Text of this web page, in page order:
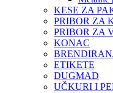
KESE ZA
PRIBOR ZA
PRIBOR ZA
KONAC
ETIKETE
DUGMAD
UČKURI I